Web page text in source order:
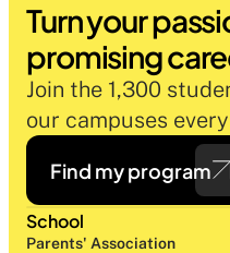
Turn your
promising
Join the 1,300
our campuses
Find my program
School
Parents' Association